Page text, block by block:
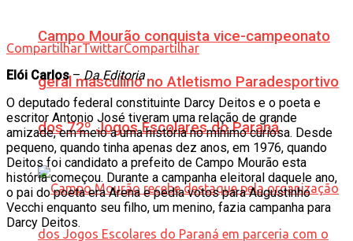
Campo Mourão conquista vice-campeonato
geral masculino no Atletismo Paradesportivo
dos 72º Jogos Escolares do Paraná
CompartilharTwittarCompartilhar
Elói Carlos–Da Editoria
O deputado federal constituinte Darcy Deitos e o poeta e
escritor Antonio José tiveram uma relação de grande
amizade, em meio a uma história no mínimo curiosa. Desde
pequeno, quando tinha apenas dez anos, em 1976, quando
Deitos foi candidato a prefeito de Campo Mourão esta
história começou. Durante a campanha eleitoral daquele ano,
o pai do poeta era Arena e pedia votos para Augustinho
Vecchi enquanto seu filho, um menino, fazia campanha para
Darcy Deitos.